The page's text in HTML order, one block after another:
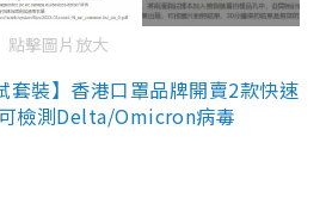
點擊圖片放大
套裝】香港口罩品牌開賣2款快速
檢測Delta/Omicron病毒